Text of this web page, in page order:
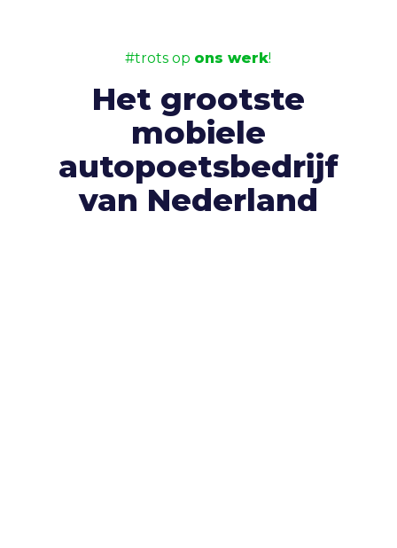
#trots op ons werk!
Het grootste
mobiele
autopoetsbedrijf
van Nederland